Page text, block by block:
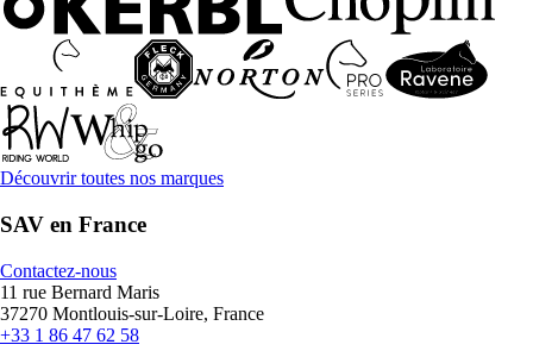
Découvrir toutes nos marques
SAV en France
Contactez-nous
11 rue Bernard Maris
37270 Montlouis-sur-Loire, France
+33 1 86 47 62 58